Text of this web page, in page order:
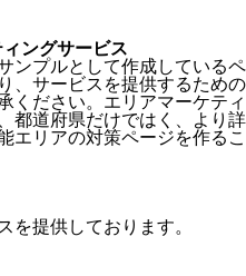
ングサービス
ンプルとして作成しているペ
、サービスを提供するための
ください。エリアマーケティ
都道府県だけではく、より詳
エリアの対策ページを作るこ
を提供しております。